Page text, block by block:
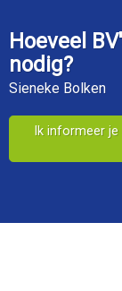
Hoeveel
nodig?
Sieneke Bolken
Ik informeer